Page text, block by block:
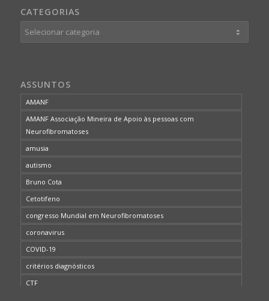
CATEGORIAS
Categorias
ASSUNTOS
AMANF
AMANF Associação Mineira de Apoio às pessoas com
Neurofibromatoses
amusia
autismo
Bruno Cota
Cetotifeno
congresso Mundial em Neurofibromatoses
coronavirus
COVID-19
critérios diagnósticos
CTF